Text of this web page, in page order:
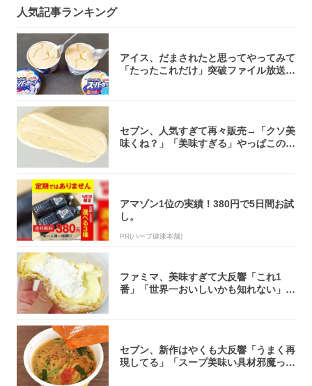
人気記事ランキング
アイス、だまされたと思ってやってみて
「たったこれだけ」突破ファイル放送で
セブン、人気すぎて再々販売→「クソ美
味くね？」「美味すぎる」やっぱこのク
アマゾン1位の実績！380円で5日間お試
し。
PR(ハーブ健康本舗)
ファミマ、美味すぎて大反響「これ1
番」「世界一おいしいかも知れない」
セブン、新作はやくも大反響「うまく再
現してる」「スープ美味い具材邪魔って